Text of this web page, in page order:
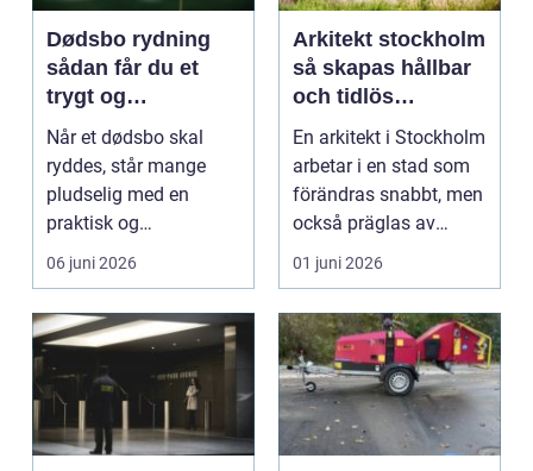
Dødsbo rydning
sådan får du et
trygt og
respektfuldt forløb
Når et dødsbo skal
ryddes, står mange
pludselig med en
praktisk og
følelsesmæssig
opgave på én gang....
06 juni 2026
Arkitekt stockholm
så skapas hållbar
och tidlös
arkitektur i
huvudstaden
En arkitekt i Stockholm
arbetar i en stad som
förändras snabbt, men
också präglas av
starka historis...
01 juni 2026